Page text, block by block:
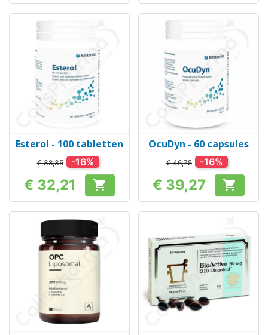
Esterol - 100 tabletten
€ 38,35 -16%
Prijs
€ 32,21 
OcuDyn - 60 capsules
€ 46,75 -16%
Prijs
€ 39,27 